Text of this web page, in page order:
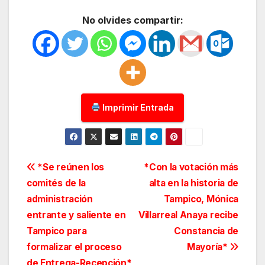
No olvides compartir:
Imprimir Entrada
Navegación
de
entradas
*Con la votación más
alta en la historia de
Tampico, Mónica
Villarreal Anaya recibe
Constancia de
Mayoría*
*Se reúnen los
comités de la
administración
entrante y saliente en
Tampico para
formalizar el proceso